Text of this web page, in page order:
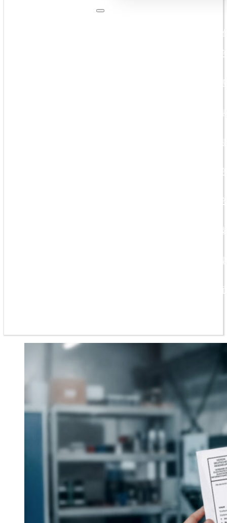
我们提